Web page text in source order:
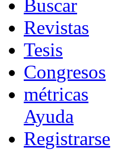
Buscar
Revistas
Tesis
Congresos
métricas
Ayuda
Registrarse